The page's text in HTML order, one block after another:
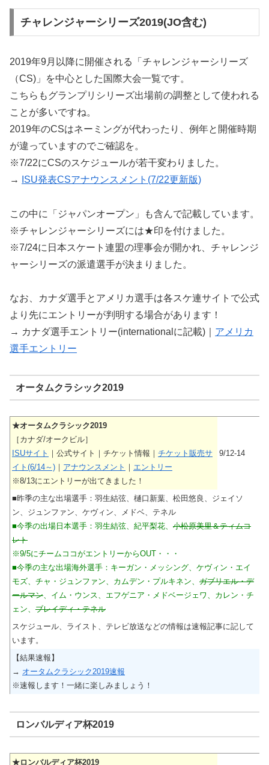
チャレンジャーシリーズ2019(JO含む)
2019年9月以降に開催される「チャレンジャーシリーズ
（CS)」を中心とした国際大会一覧です。
こちらもグランプリシリーズ出場前の調整として使われる
ことが多いですね。
2019年のCSはネーミングが代わったり、例年と開催時期
が違っていますのでご確認を。
※7/22にCSのスケジュールが若干変わりました。
→
ISU発表CSアナウンスメント(7/22更新版)
この中に「ジャパンオープン」も含んで記載しています。
※チャレンジャーシリーズには★印を付けました。
※7/24に日本スケート連盟の理事会が開かれ、チャレンジ
ャーシリーズの派遣選手が決まりました。
なお、カナダ選手とアメリカ選手は各スケ連サイトで公式
より先にエントリーが判明する場合があります！
→ カナダ選手エントリー(internationalに記載)｜ アメリカ
選手エントリー
オータムクラシック2019
★オータムクラシック2019
［カナダ/オークビル］
ISUサイト ｜公式サイト｜チケット情報｜ チケット販売サ
イト(6/14～) ｜ アナウンスメント ｜ エントリー
※8/13にエントリーが出てきました！
9/12-14
■昨季の主な出場選手：羽生結弦、樋口新葉、松田悠良、ジェイソ
ン、ジュンファン、ケヴィン、メドベ、テネル
■今季の出場日本選手：羽生結弦、紀平梨花、 小松原美里＆ティムコ
レト
※9/5にチームココがエントリーからOUT・・・
■今季の主な出場海外選手：キーガン・メッシング、ケヴィン・エイ
モズ、チャ・ジュンファン、カムデン・プルキネン、 ガブリエル・デ
ールマン、イム・ウンス、エフゲニア・メドベージェワ、カレン・チ
ェン、 ブレイディ・テネル
スケジュール、ライスト、テレビ放送などの情報は速報記事に記して
います。
【結果速報】
→ オータムクラシック2019速報
※速報します！一緒に楽しみましょう！
ロンバルディア杯2019
★ロンバルディア杯2019